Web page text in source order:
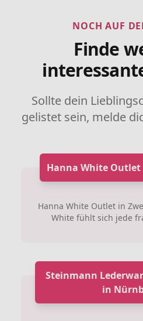
NOCH AUF
Finde
Sollte dein
gelistet sein, melde
Hanna White
Hanna White Outlet in
White fühlt sich jede
Steinmann
in